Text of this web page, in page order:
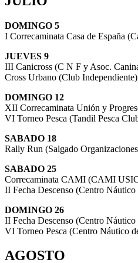
DOMINGO 5
I Correcaminata Casa de España
JUEVES 9
III Canicross (C N F y Asoc.
Cross Urbano (Club
DOMINGO 12
XII Correcaminata Unión y
VI Torneo Pesca (Tandil Pesca
SABADO 18
Rally Run (Salgado
SABADO 25
Correcaminata CAMI (CAMI
II Fecha Descenso (Centro Náutico
DOMINGO 26
II Fecha Descenso (Centro Náutico
VI Torneo Pesca (Centro Náutico
AGOSTO